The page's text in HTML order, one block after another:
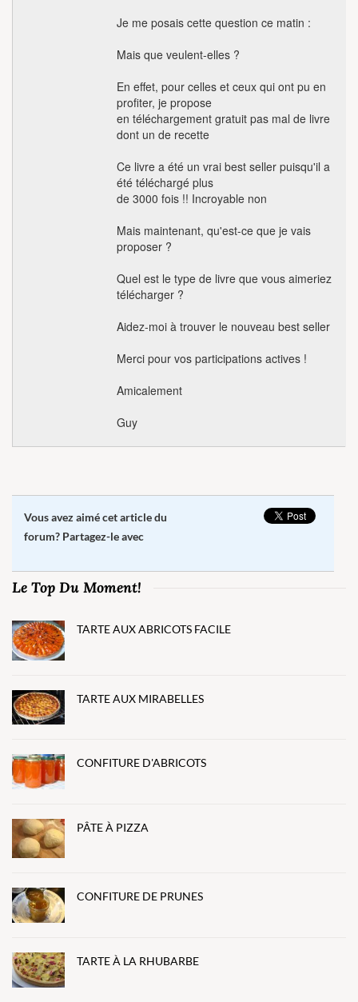
Je me posais cette question ce matin :
Mais que veulent-elles ?
En effet, pour celles et ceux qui ont pu en
profiter, je propose
en téléchargement gratuit pas mal de livre
dont un de recette
Ce livre a été un vrai best seller puisqu'il a
été téléchargé plus
de 3000 fois !! Incroyable non
Mais maintenant, qu'est-ce que je vais
proposer ?
Quel est le type de livre que vous aimeriez
télécharger ?
Aidez-moi à trouver le nouveau best seller
Merci pour vos participations actives !
Amicalement
Guy
Vous avez aimé cet article du
forum? Partagez-le avec
Le Top Du Moment!
TARTE AUX ABRICOTS FACILE
TARTE AUX MIRABELLES
CONFITURE D'ABRICOTS
PÂTE À PIZZA
CONFITURE DE PRUNES
TARTE À LA RHUBARBE